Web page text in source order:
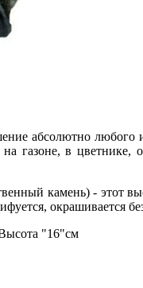
абсолютно любого
газоне, в цветнике,
камень) - этот
окрашивается
"16"см